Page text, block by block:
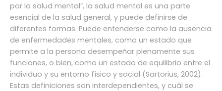
por la salud mental”, la salud mental es una parte
esencial de la salud general, y puede definirse de
diferentes formas. Puede entenderse como la ausencia
de enfermedades mentales, como un estado que
permite a la persona desempeñar plenamente sus
funciones, o bien, como un estado de equilibrio entre el
individuo y su entorno físico y social (Sartorius, 2002).
Estas definiciones son interdependientes, y cuál se